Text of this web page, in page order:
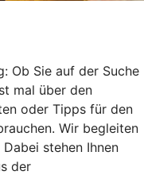
Ob Sie auf der Suche
mal über den
oder Tipps für den
Wir begleiten
stehen Ihnen
der